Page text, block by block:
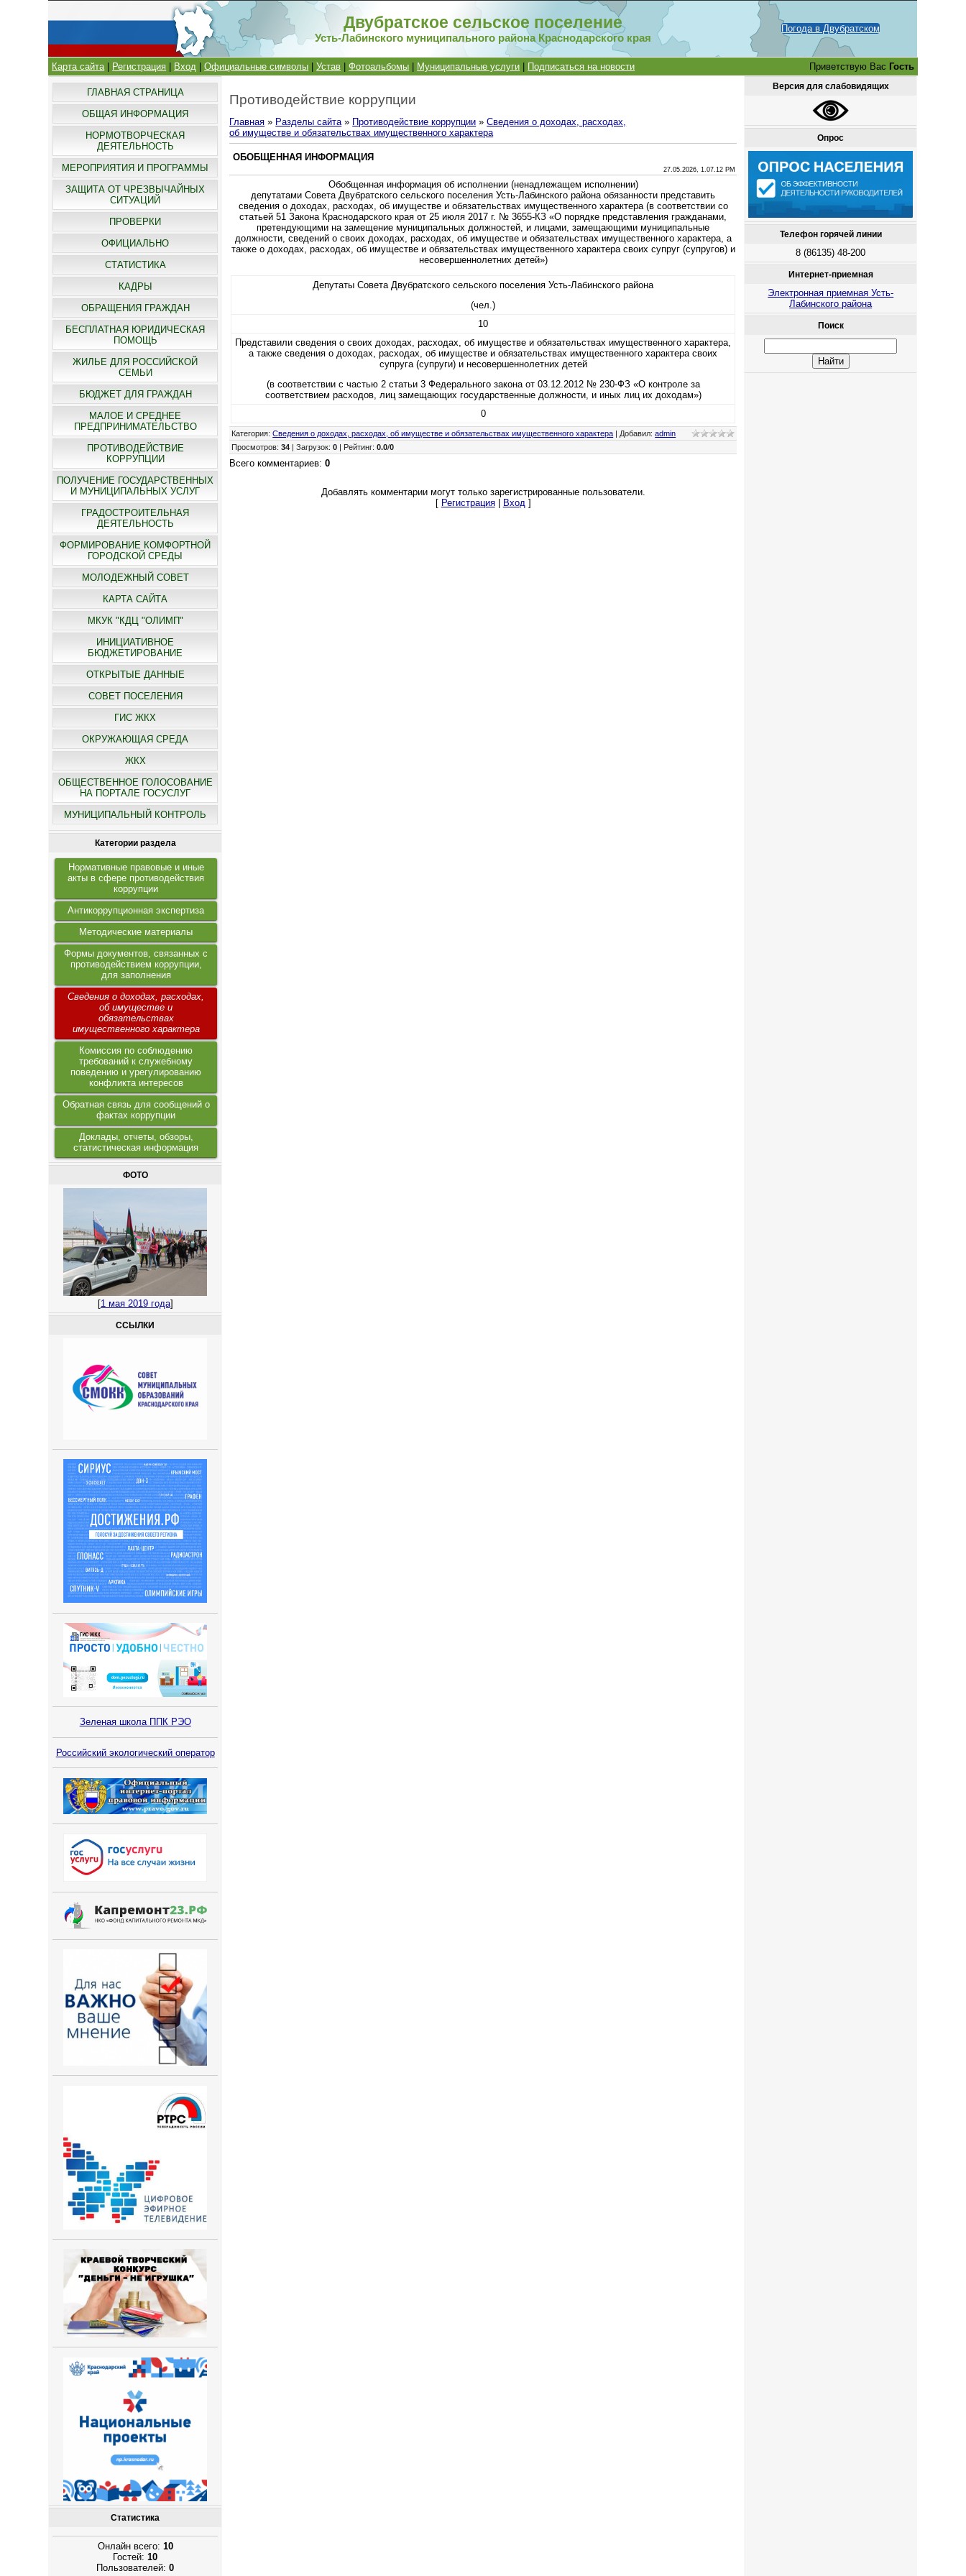
Двубратское сельское поселение
Усть-Лабинского муниципального района Краснодарского края
Погода в Двубратском
Карта сайта| Регистрация Вход |Официальные символы |Устав |Фотоальбомы Муниципальные услуги Подписаться на новости Приветствую Вас Гость
ГЛАВНАЯ СТРАНИЦА
ОБЩАЯ ИНФОРМАЦИЯ
НОРМОТВОРЧЕСКАЯ
ДЕЯТЕЛЬНОСТЬ
МЕРОПРИЯТИЯ И ПРОГРАММЫ
ЗАЩИТА ОТ ЧРЕЗВЫЧАЙНЫХ
СИТУАЦИЙ
ПРОВЕРКИ
ОФИЦИАЛЬНО
СТАТИСТИКА
КАДРЫ
ОБРАЩЕНИЯ ГРАЖДАН
БЕСПЛАТНАЯ ЮРИДИЧЕСКАЯ
ПОМОЩЬ
ЖИЛЬЕ ДЛЯ РОССИЙСКОЙ
СЕМЬИ
БЮДЖЕТ ДЛЯ ГРАЖДАН
МАЛОЕ И СРЕДНЕЕ
ПРЕДПРИНИМАТЕЛЬСТВО
ПРОТИВОДЕЙСТВИЕ
КОРРУПЦИИ
ПОЛУЧЕНИЕ ГОСУДАРСТВЕННЫХ
И МУНИЦИПАЛЬНЫХ УСЛУГ
ГРАДОСТРОИТЕЛЬНАЯ
ДЕЯТЕЛЬНОСТЬ
ФОРМИРОВАНИЕ КОМФОРТНОЙ
ГОРОДСКОЙ СРЕДЫ
МОЛОДЕЖНЫЙ СОВЕТ
КАРТА САЙТА
МКУК "КДЦ "ОЛИМП"
ИНИЦИАТИВНОЕ
БЮДЖЕТИРОВАНИЕ
ОТКРЫТЫЕ ДАННЫЕ
СОВЕТ ПОСЕЛЕНИЯ
ГИС ЖКХ
ОКРУЖАЮЩАЯ СРЕДА
ЖКХ
ОБЩЕСТВЕННОЕ ГОЛОСОВАНИЕ
НА ПОРТАЛЕ ГОСУСЛУГ
МУНИЦИПАЛЬНЫЙ КОНТРОЛЬ
Категории раздела
Нормативные правовые и иные
акты в сфере противодействия
коррупции
Антикоррупционная экспертиза
Методические материалы
Формы документов, связанных с
противодействием коррупции,
для заполнения
Сведения о доходах, расходах,
об имуществе и
обязательствах
имущественного характера
Комиссия по соблюдению
требований к служебному
поведению и урегулированию
конфликта интересов
Обратная связь для сообщений о
фактах коррупции
Доклады, отчеты, обзоры,
статистическая информация
ФОТО
[1 мая 2019 года]
ССЫЛКИ
Зеленая школа ППК РЭО
Российский экологический оператор
Статистика
Онлайн всего: 10
Гостей:10
Пользователей:0
Противодействие коррупции
Главная » Разделы сайта» Противодействие коррупции »Сведения о доходах, расходах,
об имуществе и обязательствах имущественного характера
ОБОБЩЕННАЯ ИНФОРМАЦИЯ
27.05.2026, 1.07.12 PM
Обобщенная информация об исполнении (ненадлежащем исполнении)
депутатами Совета Двубратского сельского поселения Усть-Лабинского района обязанности представить
сведения о доходах, расходах, об имуществе и обязательствах имущественного характера (в соответствии со
статьей 51 Закона Краснодарского края от 25 июля 2017 г. № 3655-КЗ «О порядке представления гражданами,
претендующими на замещение муниципальных должностей, и лицами, замещающими муниципальные
должности, сведений о своих доходах, расходах, об имуществе и обязательствах имущественного характера, а
также о доходах, расходах, об имуществе и обязательствах имущественного характера своих супруг (супругов) и
несовершеннолетних детей»)
Депутаты Совета Двубратского сельского поселения Усть-Лабинского района
(чел.)
10
Представили сведения о своих доходах, расходах, об имуществе и обязательствах имущественного характера,
а также сведения о доходах, расходах, об имуществе и обязательствах имущественного характера своих
супруга (супруги) и несовершеннолетних детей
(в соответствии с частью 2 статьи 3 Федерального закона от 03.12.2012 № 230-ФЗ «О контроле за
соответствием расходов, лиц замещающих государственные должности, и иных лиц их доходам»)
0
Категория:Сведения о доходах, расходах, об имуществе и обязательствах имущественного характера Добавил:admin
Просмотров:34 |Загрузок:0 Рейтинг:0.0/0
Всего комментариев:0
Добавлять комментарии могут только зарегистрированные пользователи.
[ Регистрация| Вход]
Версия для слабовидящих
Опрос
Телефон горячей линии
8 (86135) 48-200
Интернет-приемная
Электронная приемная Усть-
Лабинского района
Поиск